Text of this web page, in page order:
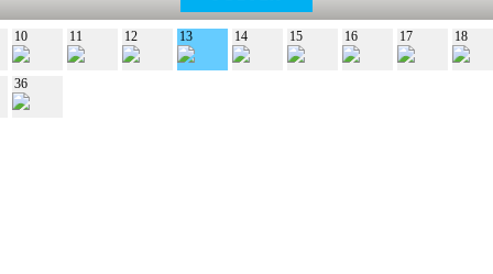
10 11 12 13 14 15 16 17 18
36